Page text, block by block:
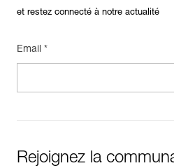
et restez connecté à notre actualité
Email *
Rejoignez la